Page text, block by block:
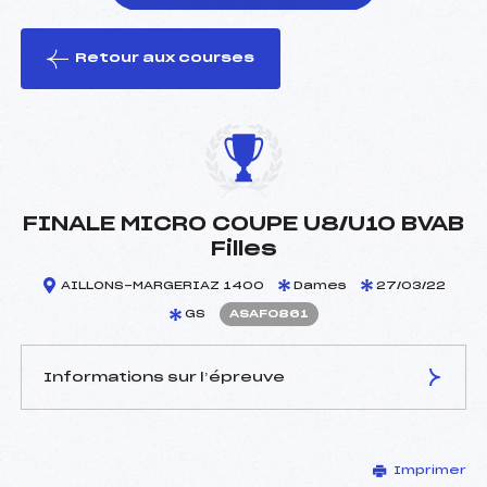
le ski
Retour aux courses
FINALE MICRO COUPE U8/U10 BVAB
Filles
AILLONS-MARGERIAZ 1400 Dames 27/03/22
GS ASAF0861
Informations sur l’épreuve
–
Imprimer